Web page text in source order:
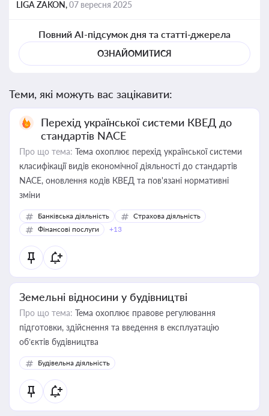
LIGA ZAKON,07 вересня 2025
Повний AI-підсумок дня та статті-джерела
ОЗНАЙОМИТИСЯ
Теми, які можуть вас зацікавити:
Перехід української системи КВЕД до
стандартів NACE
Про що тема: Тема охоплює перехід української системи
класифікації видів економічної діяльності до стандартів
NACE, оновлення кодів КВЕД та пов'язані нормативні
зміни
Банківська діяльність
Страхова діяльність
Фінансові послуги
+13
Земельні відносини у будівництві
Про що тема: Тема охоплює правове регулювання
підготовки, здійснення та введення в експлуатацію
об’єктів будівництва
Будівельна діяльність